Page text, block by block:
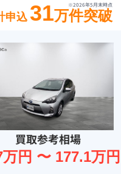
※2026年5月末時点
申込 31万件突破
買取参考相場
円 〜 177.1万円